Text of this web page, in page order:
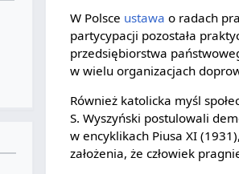
W Polsce ustawa o radach
partycypacji pozostała
przedsiębiorstwa
w wielu organizacjach
Również katolicka myśl
S. Wyszyński postulowali
w encyklikach Piusa XI
założenia, że człowiek